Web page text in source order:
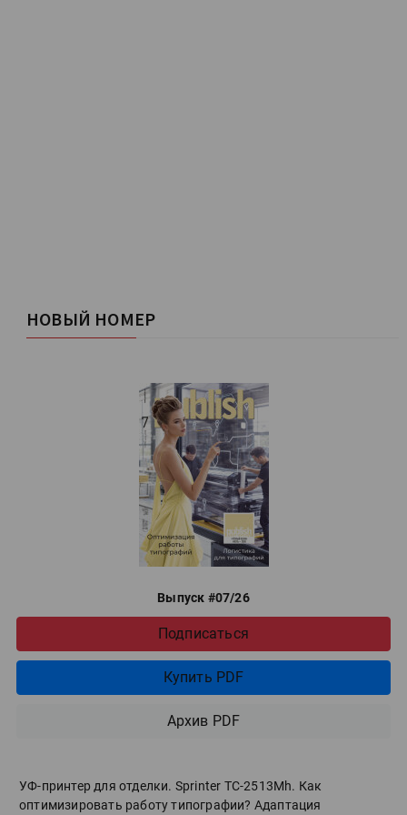
НОВЫЙ НОМЕР
Выпуск #07/26
Подписаться
Купить PDF
Архив PDF
УФ-принтер для отделки. Sprinter ТС-2513Mh. Как
оптимизировать работу типографии? Адаптация